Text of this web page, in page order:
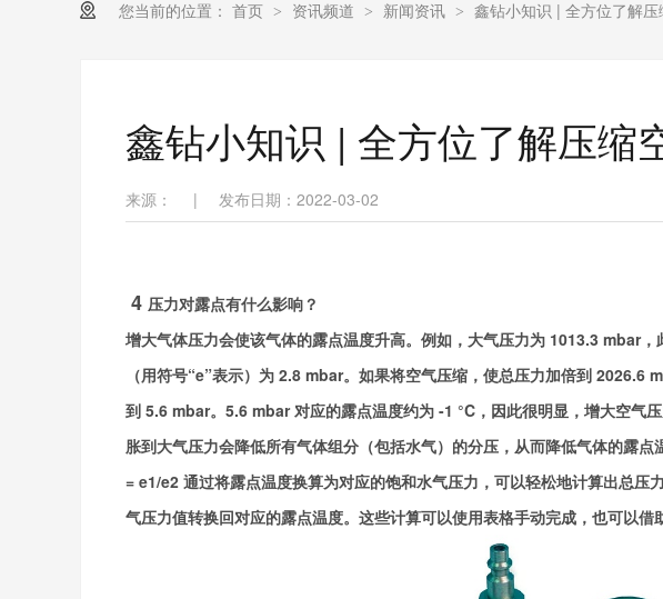
您当前的位置： 首页 > 资讯频道 > 新闻资讯 > 鑫钻小知识 | 全方位了解压
鑫钻小知识 | 全方位了解压缩
来源： | 发布日期：2022-03-02
4 压力对露点有什么影响？
增大气体压力会使该气体的露点温度升高。例如，大气压力为 1013.3 mbar
（用符号“e”表示）为 2.8 mbar。如果将空气压缩，使总压力加倍到 2026.6
到 5.6 mbar。5.6 mbar 对应的露点温度约为 -1 °C，因此很明显，增大空气
胀到大气压力会降低所有气体组分（包括水气）的分压，从而降低气体的露点
= e1/e2 通过将露点温度换算为对应的饱和水气压力，可以轻松地计算出总压
气压力值转换回对应的露点温度。这些计算可以使用表格手动完成，也可以借